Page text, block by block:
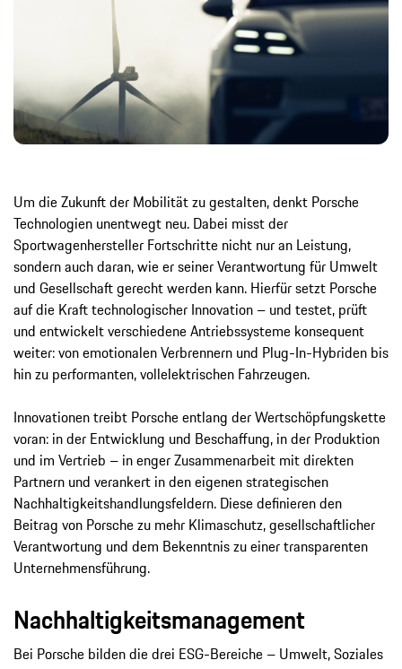
Um die Zukunft der Mobilität zu gestalten, denkt Porsche
Technologien unentwegt neu. ​Dabei misst der
Sportwagenhersteller Fortschritte nicht nur an Leistung,
sondern auch daran, wie er seiner Verantwortung für Umwelt
und Gesellschaft gerecht werden kann.​ Hierfür setzt Porsche
auf die Kraft technologischer Innovation – und testet, prüft
und entwickelt verschiedene Antriebssysteme konsequent
weiter: von emotionalen Verbrennern und Plug-In-Hybriden bis
hin zu performanten, vollelektrischen Fahrzeugen.
Innovationen treibt Porsche entlang der Wertschöpfungskette
voran: in der Entwicklung und Beschaffung, in der Produktion
und im Vertrieb – in enger Zusammenarbeit mit direkten
Partnern und verankert in den eigenen strategischen
Nachhaltigkeitshandlungsfeldern. Diese definieren den
Beitrag von Porsche zu mehr Klimaschutz, gesellschaftlicher
Verantwortung und dem Bekenntnis zu einer transparenten
Unternehmensführung.​
Nachhaltigkeitsmanagement
Bei Porsche bilden die drei ESG-Bereiche – Umwelt, Soziales